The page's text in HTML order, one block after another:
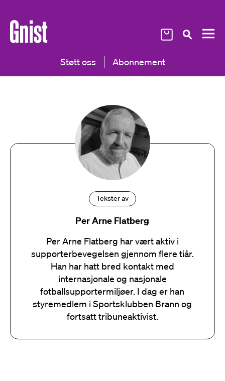
Støtt oss Abonnement
Tekster av
Per Arne Flatberg
Per Arne Flatberg har vært aktiv i
supporterbevegelsen gjennom flere tiår.
Han har hatt bred kontakt med
internasjonale og nasjonale
fotballsupportermiljøer. I dag er han
styremedlem i Sportsklubben Brann og
fortsatt tribuneaktivist.